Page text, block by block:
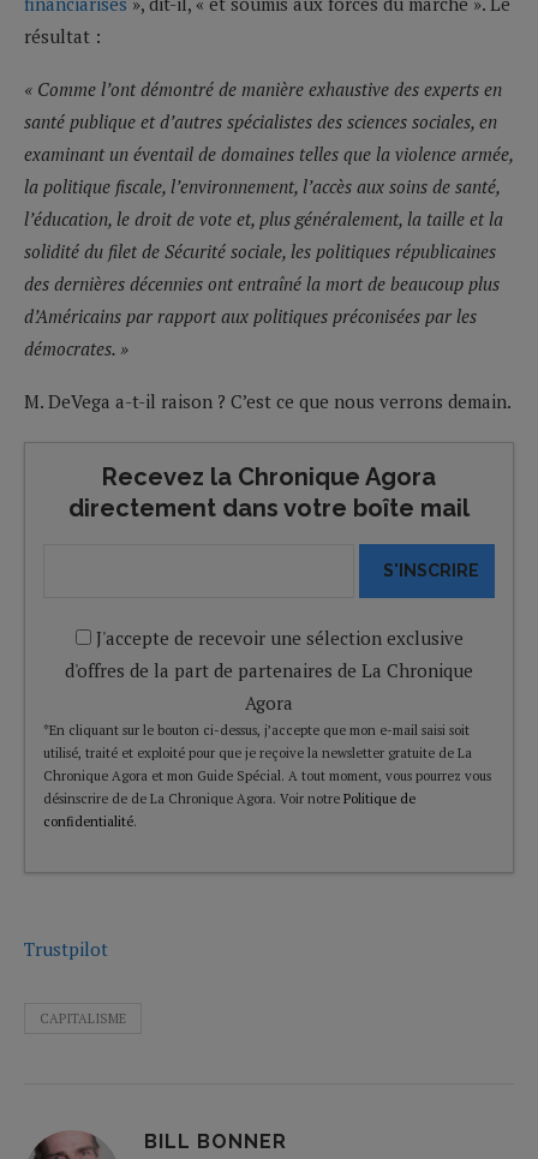
résultat :
« Comme l’ont démontré de manière exhaustive des experts en
santé publique et d’autres spécialistes des sciences sociales, en
examinant un éventail de domaines telles que la violence armée,
la politique fiscale, l’environnement, l’accès aux soins de santé,
l’éducation, le droit de vote et, plus généralement, la taille et la
solidité du filet de Sécurité sociale, les politiques républicaines
des dernières décennies ont entraîné la mort de beaucoup plus
d’Américains par rapport aux politiques préconisées par les
démocrates. »
M. DeVega a-t-il raison ? C’est ce que nous verrons demain.
Recevez la Chronique Agora
directement dans votre boîte mail
S'INSCRIRE
J'accepte de recevoir une sélection exclusive
d'offres de la part de partenaires de La Chronique
Agora
*En cliquant sur le bouton ci-dessus, j’accepte que mon e-mail saisi soit
utilisé, traité et exploité pour que je reçoive la newsletter gratuite de La
Chronique Agora et mon Guide Spécial. A tout moment, vous pourrez vous
désinscrire de de La Chronique Agora. Voir notre Politique de
confidentialité.
Trustpilot
CAPITALISME
BILL BONNER